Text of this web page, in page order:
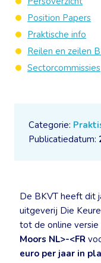
Categorie:
Publicatiedatum:
De BKVT heeft dit
uitgeverij Die
tot de online versie
Moors NL>-<FR
euro per jaar in
Position Papers
Praktische info
Reilen en zeilen
Sectorcommissies